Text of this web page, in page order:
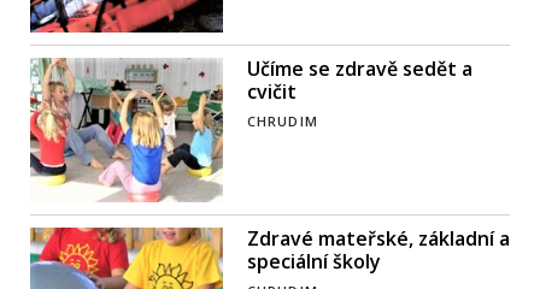
Učíme se zdravě sedět a
cvičit
CHRUDIM
Zdravé mateřské, základní a
speciální školy